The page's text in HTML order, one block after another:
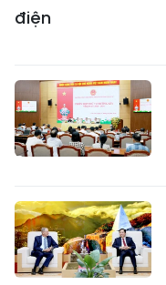
điện